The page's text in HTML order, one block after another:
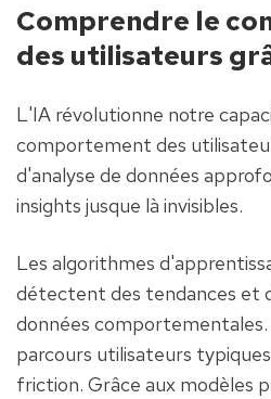
Comprendre le
des utilisateurs
L'IA révolutionne notre
comportement des
d'analyse de données
insights jusque là invisibles.
Les algorithmes
détectent des tendances et
données
parcours utilisateurs
friction. Grâce aux modèles